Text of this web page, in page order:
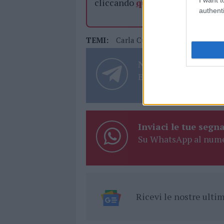
TEMI: Carla Cuccu Ospedale La
Notizie in tempo
Entra nel canale
Inviaci le tue
Su WhatsApp al
Ricevi le nostre